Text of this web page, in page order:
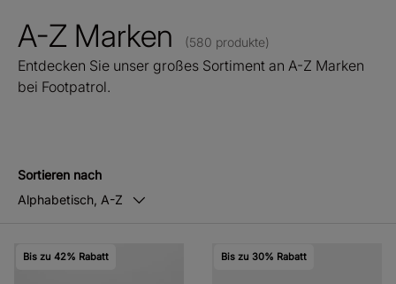
A-Z Marken (580 produkte)
Entdecken Sie unser großes Sortiment an A-Z Marken
bei Footpatrol.
Sortieren nach
Alphabetisch, A-Z
Bis zu 42% Rabatt Bis zu 30% Rabatt